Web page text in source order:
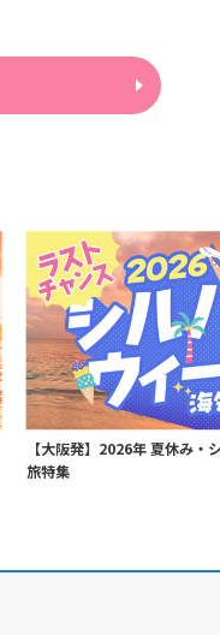
【大阪発】2026年 夏休み・
旅特集